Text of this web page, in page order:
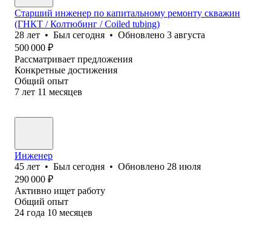
Старший инженер по капитальному ремонту скважин
(ГНКТ / Колтюбинг / Coiled tubing)
28 лет • Был сегодня • Обновлено 3 августа
500 000 ₽
Рассматривает предложения
Конкретные достижения
Общий опыт
7 лет 11 месяцев
Инженер
45 лет • Был сегодня • Обновлено 28 июля
290 000 ₽
Активно ищет работу
Общий опыт
24 года 10 месяцев